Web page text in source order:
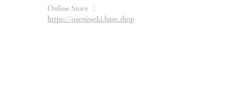
Online Store ：
https://ozenisseki.base.shop